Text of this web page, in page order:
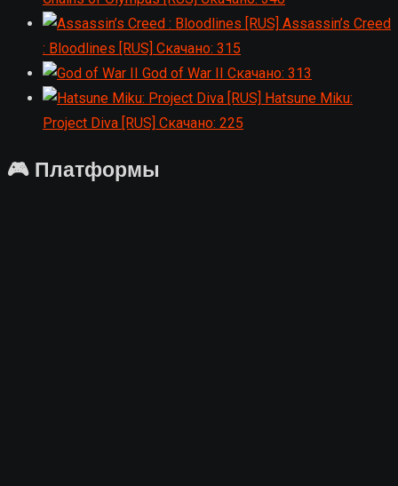
Assassin’s Creed
: Bloodlines [RUS] Скачано: 315
God of War II
Скачано: 313
Hatsune Miku:
Project Diva [RUS] Скачано: 225
🎮 Платформы